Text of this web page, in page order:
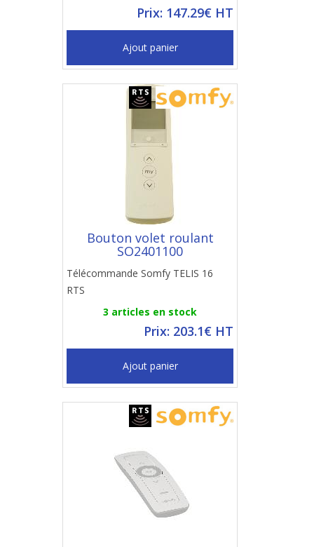
Prix: 147.29€ HT
Ajout panier
Bouton volet roulant
SO2401100
Télécommande Somfy TELIS 16
RTS
3 articles en stock
Prix: 203.1€ HT
Ajout panier